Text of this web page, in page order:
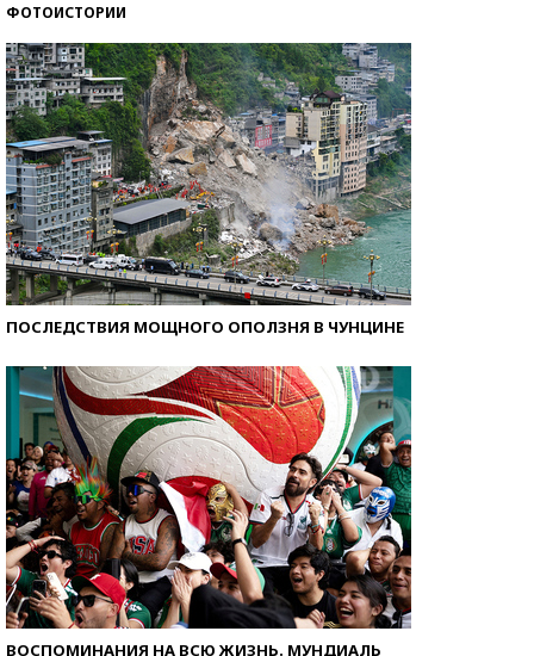
ФОТОИСТОРИИ
ПОСЛЕДСТВИЯ МОЩНОГО ОПОЛЗНЯ В ЧУНЦИНЕ
ВОСПОМИНАНИЯ НА ВСЮ ЖИЗНЬ. МУНДИАЛЬ